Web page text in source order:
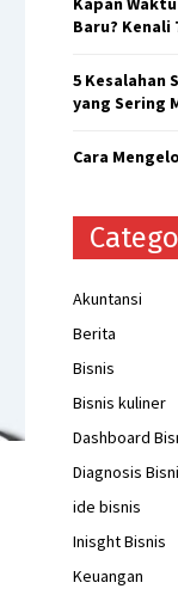
Baru? Kenali
5 Kesalahan
yang Sering
Cara
Akuntansi
Berita
Bisnis
Bisnis kuliner
Dashboard
Diagnosis
ide bisnis
Inisght Bisnis
Keuangan